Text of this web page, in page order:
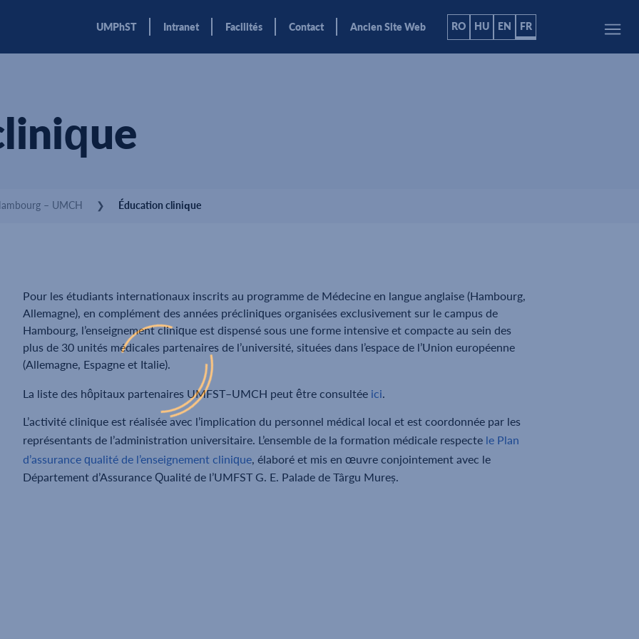
UMPhST Intranet Facilités Contact Ancien Site Web RO HU EN FR
– UMCH ❯ Éducation clinique
Pour les étudiants internationaux inscrits au programme de Médecine en langue anglaise (Hambourg,
Allemagne), en complément des années précliniques organisées exclusivement sur le campus de
Hambourg, l’enseignement clinique est dispensé sous une forme intensive et compacte au sein des
plus de 30 unités médicales partenaires de l’université, situées dans l’espace de l’Union européenne
(Allemagne, Espagne et Italie).
La liste des hôpitaux partenaires UMFST–UMCH peut être consultée ici.
L’activité clinique est réalisée avec l’implication du personnel médical local et est coordonnée par les
représentants de l’administration universitaire. L’ensemble de la formation médicale respecte le Plan
d’assurance qualité de l’enseignement clinique, élaboré et mis en œuvre conjointement avec le
Département d’Assurance Qualité de l’UMFST G. E. Palade de Târgu Mureș.